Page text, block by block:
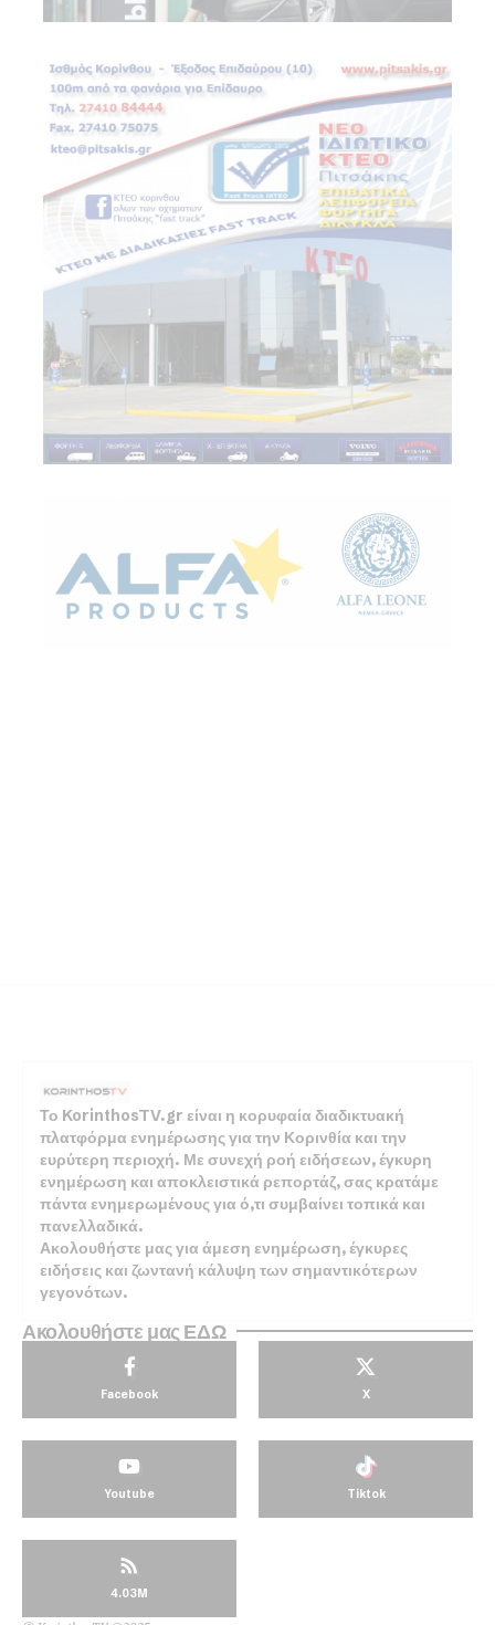
Το KorinthosTV.gr είναι η κορυφαία διαδικτυακή
πλατφόρμα ενημέρωσης για την Κορινθία και την
ευρύτερη περιοχή. Με συνεχή ροή ειδήσεων, έγκυρη
ενημέρωση και αποκλειστικά ρεπορτάζ, σας κρατάμε
πάντα ενημερωμένους για ό,τι συμβαίνει τοπικά και
πανελλαδικά.
Ακολουθήστε μας για άμεση ενημέρωση, έγκυρες
ειδήσεις και ζωντανή κάλυψη των σημαντικότερων
γεγονότων.
Ακολουθήστε μας ΕΔΩ
Facebook X
Youtube Tiktok
4.03M